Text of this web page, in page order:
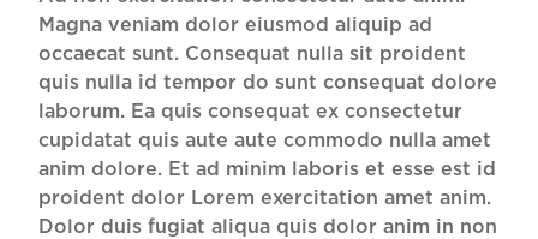
Magna veniam dolor eiusmod aliquip ad
occaecat sunt. Consequat nulla sit proident
quis nulla id tempor do sunt consequat dolore
laborum. Ea quis consequat ex consectetur
cupidatat quis aute aute commodo nulla amet
anim dolore. Et ad minim laboris et esse est id
proident dolor Lorem exercitation amet anim.
Dolor duis fugiat aliqua quis dolor anim in non